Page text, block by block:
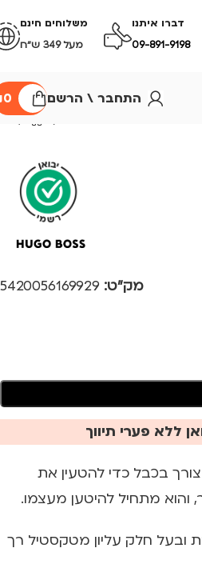
דברו איתנו
09-891-9198
משלוחים חינם
מעל 349 ש״ח
התחבר \ הרשם 0
מק"ט: 5420056169929
ללא פערי תיווך
בכבל כדי להטעין את
והוא מתחיל להיטען מעצמו.
ובעל חלק עליון מטקסטיל רך